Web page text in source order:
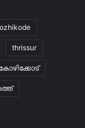
thrissur
കോഴിക്കോട്